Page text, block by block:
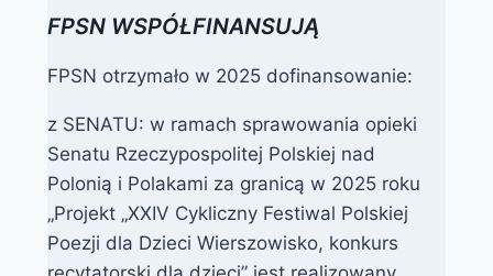
FPSN WSPÓŁFINANSUJĄ
FPSN otrzymało w 2025 dofinansowanie:
z SENATU: w ramach sprawowania opieki
Senatu Rzeczypospolitej Polskiej nad
Polonią i Polakami za granicą w 2025 roku
„Projekt „XXIV Cykliczny Festiwal Polskiej
Poezji dla Dzieci Wierszowisko, konkurs